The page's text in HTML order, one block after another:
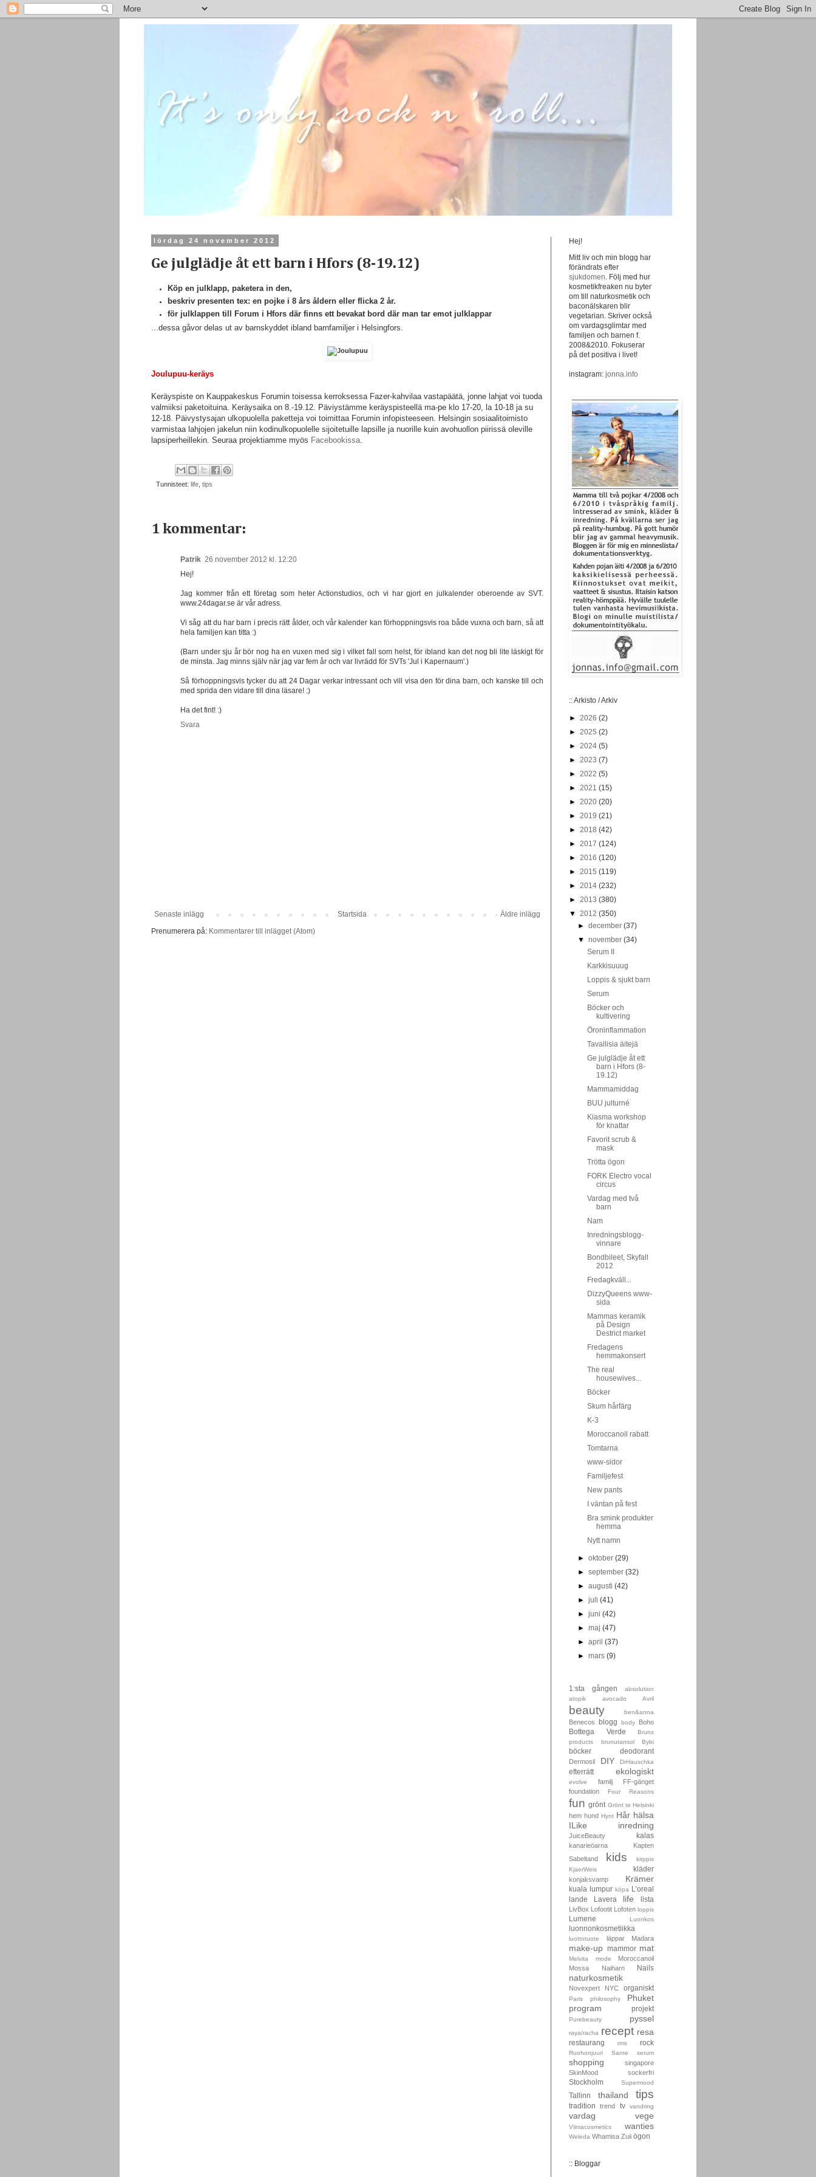
lördag 24 november 2012
Ge julglädje åt ett barn i Hfors (8-19.12)
Köp en julklapp, paketera in den,
beskriv presenten tex:en pojke i 8 års åldern eller flicka 2 år.
för julklappen till Forum i Hfors där finns ett bevakat bord där man tar emot julklappar
...dessa gåvor delas ut av barnskyddet ibland barnfamiljer i Helsingfors.
Joulupuu-keräys
Keräyspiste on Kauppakeskus Forumin toisessa kerroksessa Fazer-kahvilaa vastapäätä, jonne lahjat voi tuoda
valmiiksi paketoituina. Keräysaika on 8.-19.12. Päviystämme keräyspisteellä ma-pe klo 17-20, la 10-18 ja su
12-18. Päivystysajan ulkopuolella paketteja voi toimittaa Forumin infopisteeseen. Helsingin sosiaalitoimisto
varmistaa lahjojen jakelun niin kodinulkopuolelle sijoitetuille lapsille ja nuorille kuin avohuollon piirissä oleville
lapsiperheillekin. Seuraa projektiamme myös Facebookissa
Tunnisteet: life tips
1 kommentar:
Patrik 26 november 2012 kl. 12:20
Hej!
Jag kommer från ett företag som heter Actionstudios, och vi har gjort en julkalender oberoende av SVT.
www.24dagar.se är vår adress.
Vi såg att du har barn i precis rätt ålder, och vår kalender kan förhoppningsvis roa både vuxna och barn, så att
hela familjen kan titta :)
(Barn under sju år bör nog ha en vuxen med sig i vilket fall som helst, för ibland kan det nog bli lite läskigt för
de minsta. Jag minns själv när jag var fem år och var livrädd för SVTs 'Jul i Kapernaum'.)
Så förhoppningsvis tycker du att 24 Dagar verkar intressant och vill visa den för dina barn, och kanske till och
med sprida den vidare till dina läsare! :)
Ha det fint! :)
Svara
Senaste inlägg Äldre inlägg
Startsida
Prenumerera på: Kommentarer till inlägget (Atom)
Hej!
Mitt liv och min blogg har
förändrats efter
sjukdomen. Följ med hur
kosmetikfreaken nu byter
om till naturkosmetik och
baconälskaren blir
vegetarian. Skriver också
om vardagsglimtar med
familjen och barnen f.
2008&2010. Fokuserar
på det positiva i livet!
instagram: jonna.info
:: Arkisto / Arkiv
► 2026 (2)
► 2025 (2)
► 2024 (5)
► 2023 (7)
► 2022 (5)
► 2021 (15)
► 2020 (20)
► 2019 (21)
► 2018 (42)
► 2017 (124)
► 2016 (120)
► 2015 (119)
► 2014 (232)
► 2013 (380)
▼ 2012 (350)
►december(37)
▼november(34)
Serum II
Karkkisuuug
Loppis & sjukt barn
Serum
Böcker och
kultivering
Öroninflammation
Tavallisia äitejä
Ge julglädje åt ett
barn i Hfors (8-
19.12)
Mammamiddag
BUU julturné
Kiasma workshop
för knattar
Favorit scrub &
mask
Trötta ögon
FORK Electro vocal
circus
Vardag med två
barn
Nam
Inredningsblogg-
vinnare
Bondbileet, Skyfall
2012
Fredagkväll...
DizzyQueens www-
sida
Mammas keramik
på Design
Destrict market
Fredagens
hemmakonsert
The real
housewives...
Böcker
Skum hårfärg
K-3
Moroccanoil rabatt
Tomtarna
www-sidor
Familjefest
New pants
I väntan på fest
Bra smink produkter
hemma
Nytt namn
►oktober(29)
►september(32)
►augusti(42)
►juli(41)
►juni(42)
►maj(47)
►april(37)
►mars(9)
1:sta gången
absolution
atopik
avocado Avril
beauty ben&anna
Benecos blogg body Boho
Bottega Verde
Bruns
products
brunutansol Bybi
böcker deodorant
Dermosil DIY DrHauschka
efterrätt ekologiskt
evolve familj
FF-gänget
foundation
Four Reasons
fun grönt Grönt te Helsinki
hem hund Hynt Hår hälsa
ILike
inredning
JuiceBeauty kalas
kanarieöarna
Kapten
Sabeltand
kids
kirppis
KjaerWeis
kläder
konjaksvamp Krämer
kuala lumpur köpa
L’oreal
lande
Lavera life lista
LivBox Lofootit Lofoten loppis
Lumene Luonkos
luonnonkosmetiikka
luottotuote läppar Madara
make-up mammor mat
Melvita mode
Moroccanoil
Mossa
Naiharn Nails
naturkosmetik
Novexpert NYC organiskt
Paris philosophy
Phuket
program
projekt
Purebeauty pyssel
raya/racha recept resa
restaurang rms rock
Ruohonjuuri Sante serum
shopping
singapore
SkinMood
sockerfri
Stockholm Supermood
Tallinn thailand tips
tradition trend tv vandring
vardag vege
Viimacosmetics wanties
Weleda Whamisa Zuii ögon
:: Bloggar